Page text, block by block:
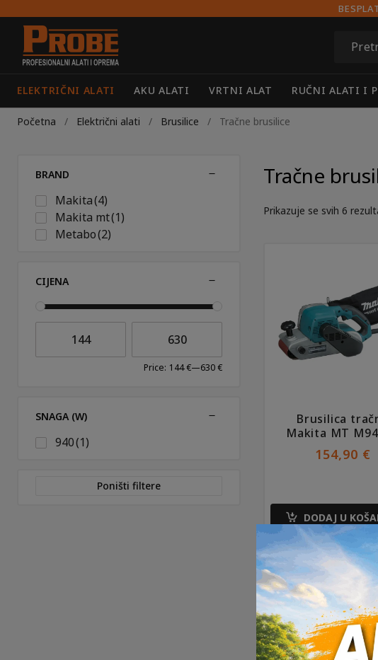
ELEKTRIČNI ALATI AKU ALATI VRTNI ALAT RUČNI ALATI I
Pretraži:
Preskoči
na
navigaciju
Skoči
do
sadržaja
Početna / Električni alati / Brusilice / Tračne brusilice
Tračne
Prikazuje se svih 6
Brusilica
Makita MT
154,90 €
DODAJ U
BRAND
Makita(4)
Makita mt(1)
Metabo(2)
CIJENA
Price: 144 €—630 €
SNAGA (W)
940(1)
Poništi filtere